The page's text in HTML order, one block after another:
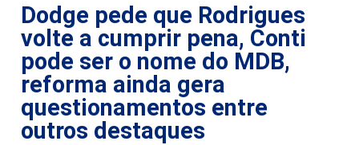
Dodge pede que Rodrigues
volte a cumprir pena, Conti
pode ser o nome do MDB,
reforma ainda gera
questionamentos entre
outros destaques